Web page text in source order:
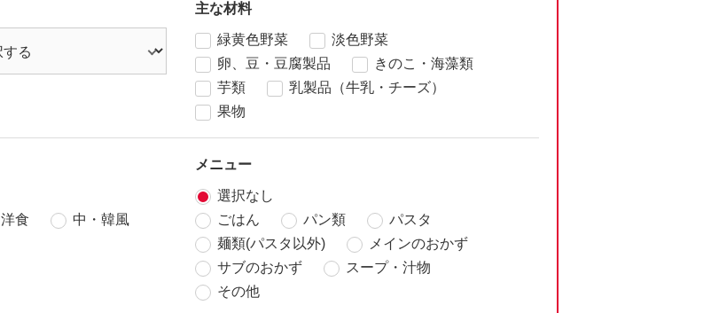
主な材料
緑黄色野菜
淡色野菜
卵、豆・豆腐製品
きのこ・海藻類
芋類
乳製品（牛乳・チーズ）
果物
洋食
中・韓風
メニュー
選択なし
ごはん
パン類
パスタ
麺類(パスタ以外)
メインのおかず
サブのおかず
スープ・汁物
その他